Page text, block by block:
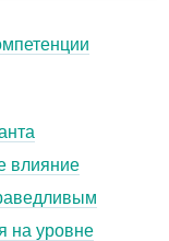
влияние
на уровне